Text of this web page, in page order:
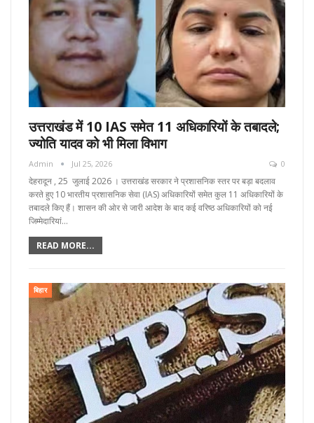
उत्तराखंड में 10 IAS समेत 11 अधिकारियों के तबादले;
ज्योति यादव को भी मिला विभाग
Admin Jul 25, 2026 0
देहरादून , 25 जुलाई 2026 । उत्तराखंड सरकार ने प्रशासनिक स्तर पर बड़ा बदलाव
करते हुए 10 भारतीय प्रशासनिक सेवा (IAS) अधिकारियों समेत कुल 11 अधिकारियों के
तबादले किए हैं। शासन की ओर से जारी आदेश के बाद कई वरिष्ठ अधिकारियों को नई
जिम्मेदारियां…
READ MORE...
बिहार